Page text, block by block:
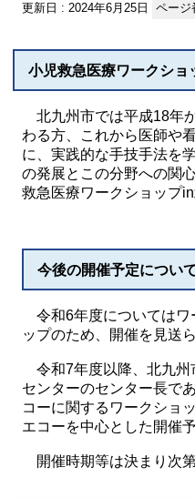
更新日 : 2024年6月25日 ページ
小児救急医療ワークショ
北九州市では平成18年
わる方、これから医師や
に、実践的な手技手法を
の発展とこの分野への関
救急医療ワークショップ
今後の開催予定につい
令和6年度についてはワ
ップのため、開催を見送
令和7年度以降、北九州
センターのセンター長で
コーに関するワークショ
エコーを中心とした開催
開催時期等は決まり次